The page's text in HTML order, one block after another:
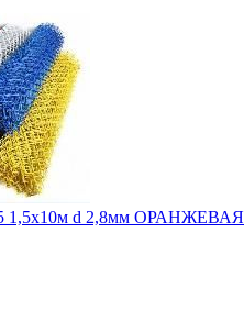
1,5х10м d 2,8мм